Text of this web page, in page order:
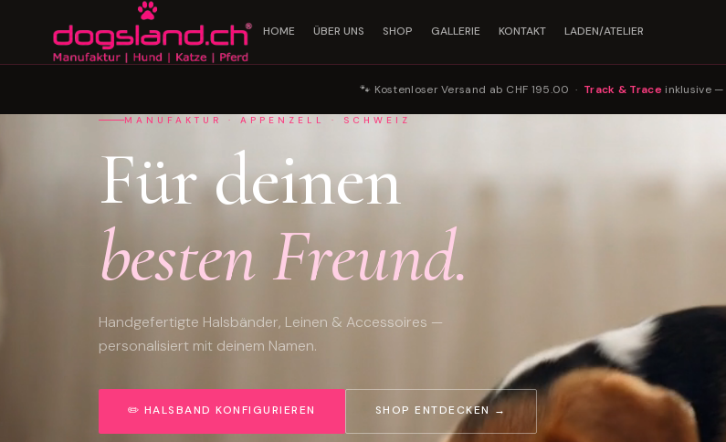
HOME ÜBER UNS SHOP GALLERIE KONTAKT LADEN/ATELIER
🐾 Kostenloser Versand ab CHF 195.00 · Track & Traceinklusive —
MANUFAKTUR · APPENZELL · SCHWEIZ
Für deinen
besten Freund.
Handgefertigte Halsbänder, Leinen & Accessoires —
personalisiert mit deinem Namen.
✏️ HALSBAND KONFIGURIEREN SHOP ENTDECKEN →